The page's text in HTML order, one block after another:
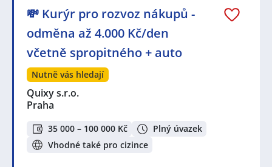
💸 Kurýr pro rozvoz nákupů -
odměna až 4.000 Kč/den
včetně spropitného + auto
Nutně vás hledají
Quixy s.r.o.
Praha
35 000 – 100 000 Kč
Plný úvazek
Vhodné také pro cizince